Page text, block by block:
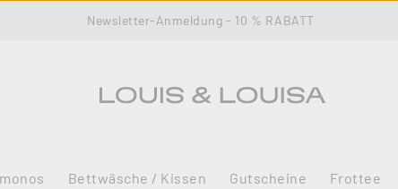
Newsletter-Anmeldung - 10 % RABATT
Bettwäsche / Kissen Gutscheine Frottee